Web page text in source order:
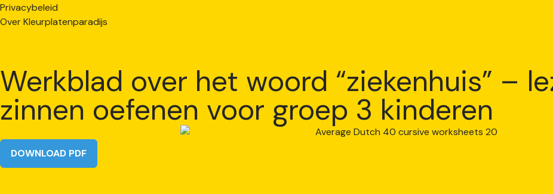
Privacybeleid
Over Kleurplatenparadijs
Werkblad over het woord “ziekenhuis” –
zinnen oefenen voor groep 3 kinderen
DOWNLOAD PDF